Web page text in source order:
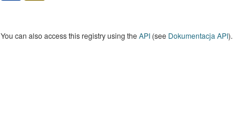
You can also access this registry using theAPI(see Dokumentacja API).